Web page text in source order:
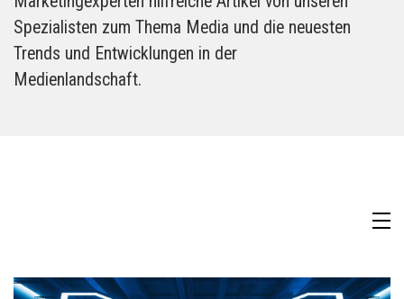
Marketing Mix Modelling
Presse
Spezialisten zum Thema Media und die neuesten
Trends und Entwicklungen in der
Medienlandschaft.
Blog: